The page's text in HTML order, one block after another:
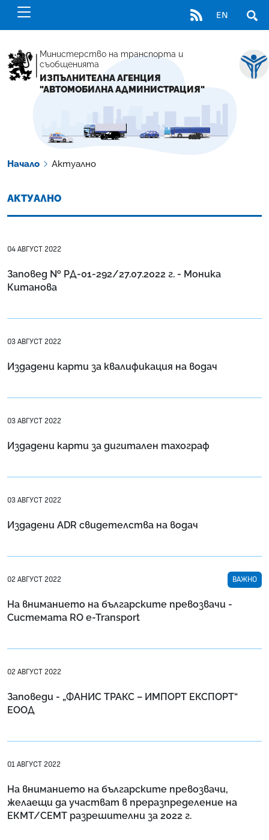
RSS EN
Министерство на транспорта и
съобщенията
ИЗПЪЛНИТЕЛНА АГЕНЦИЯ
"АВТОМОБИЛНА АДМИНИСТРАЦИЯ"
Начало Актуално
АКТУАЛНО
04 АВГУСТ 2022
Заповед № РД-01-292/27.07.2022 г. - Моника
Китанова
03 АВГУСТ 2022
Издадени карти за квалификация на водач
03 АВГУСТ 2022
Издадени карти за дигитален тахограф
03 АВГУСТ 2022
Издадени ADR свидетелства на водач
02 АВГУСТ 2022 ВАЖНО
На вниманието на българските превозвачи -
Системата RO e-Transport
02 АВГУСТ 2022
Заповеди - „ФАНИС ТРАКС – ИМПОРТ ЕКСПОРТ“
ЕООД
01 АВГУСТ 2022
На вниманието на българските превозвачи,
желаещи да участват в преразпределение на
ЕКМТ/СЕМТ разрешителни за 2022 г.